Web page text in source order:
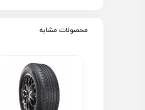
محصولات مشابه